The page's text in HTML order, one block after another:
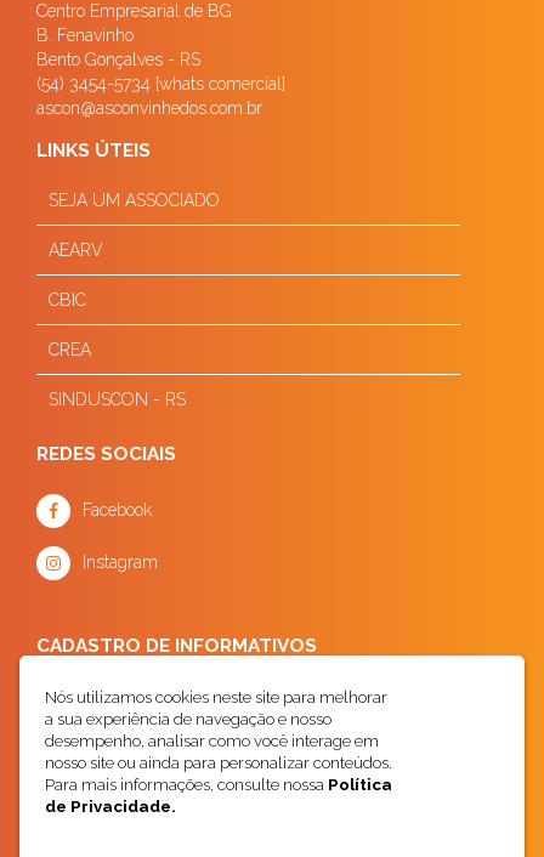
Centro Empresarial de BG
B. Fenavinho
Bento Gonçalves - RS
(54) 3454-5734 [whats comercial]
ascon@asconvinhedos.com.br
LINKS ÚTEIS
SEJA UM ASSOCIADO
AEARV
CBIC
CREA
SINDUSCON - RS
REDES SOCIAIS
Facebook
Instagram
CADASTRO DE INFORMATIVOS
Nós utilizamos cookies neste site para melhorar
a sua experiência de navegação e nosso
desempenho, analisar como você interage em
nosso site ou ainda para personalizar conteúdos.
Para mais informações, consulte nossa Política
de Privacidade.